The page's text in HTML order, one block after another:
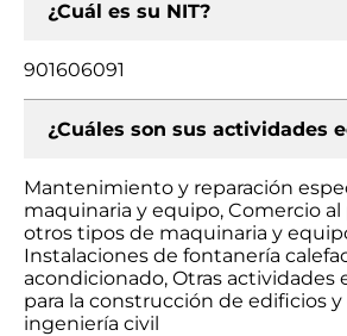
¿Cuál es su NIT?
901606091
¿Cuáles son sus actividades
Mantenimiento y reparación
maquinaria y equipo, Comercio
otros tipos de maquinaria y
Instalaciones de fontanería
acondicionado, Otras actividades
para la construcción de edificios y
ingeniería civil